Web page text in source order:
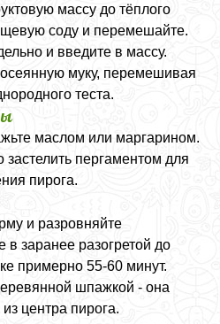
массу до тёплого
соду и перемешайте.
и введите в массу.
муку, перемешивая
теста.
маслом или маргарином.
пергаментом для
пирога.
и разровняйте
в заранее разогретой до
примерно 55-60 минут.
шпажкой - она
центра пирога.